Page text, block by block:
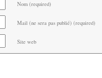
Nom (required)
Mail (ne sera pas publié) (required)
Site web